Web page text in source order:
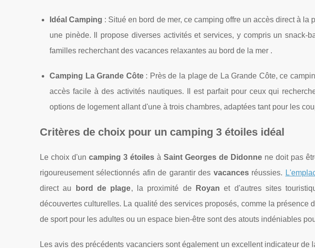
Idéal Camping : Situé en bord de mer, ce camping offre un accès direct à la
une pinède. Il propose diverses activités et services, y compris un snack-
familles recherchant des vacances relaxantes au bord de la mer​ .
Camping La Grande Côte: Près de la plage de La Grande Côte, ce
accès facile à des activités nautiques. Il est parfait pour ceux qui
options de logement allant d'une à trois chambres, adaptées tant pour les
Critères de choix pour un camping 3 étoiles idéal
Le choix d'un camping 3 étoiles à Saint Georges de Didonne ne doit pas
rigoureusement sélectionnés afin de garantir des vacancesréussies.
direct au
bord de plage, la proximité de Royan et d'autres sites
découvertes culturelles. La qualité des services proposés, comme la présence
de sport pour les adultes ou un espace bien-être sont des atouts indéniables
Les avis des précédents vacanciers sont également un excellent indicateur de